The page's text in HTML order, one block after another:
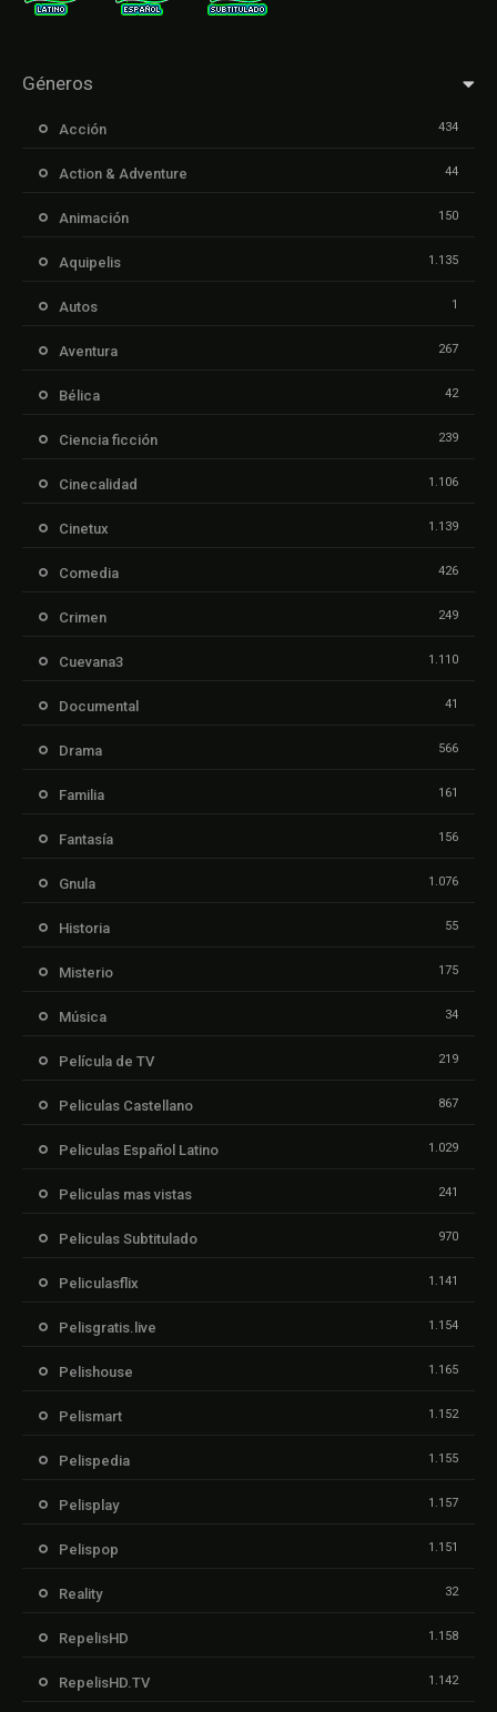
Géneros
Acción 434
Action & Adventure 44
Animación 150
Aquipelis 1.135
Autos 1
Aventura 267
Bélica 42
Ciencia ficción 239
Cinecalidad 1.106
Cinetux 1.139
Comedia 426
Crimen 249
Cuevana3 1.110
Documental 41
Drama 566
Familia 161
Fantasía 156
Gnula 1.076
Historia 55
Misterio 175
Música 34
Película de TV 219
Peliculas Castellano 867
Peliculas Español Latino 1.029
Peliculas mas vistas 241
Peliculas Subtitulado 970
Peliculasflix 1.141
Pelisgratis.live 1.154
Pelishouse 1.165
Pelismart 1.152
Pelispedia 1.155
Pelisplay 1.157
Pelispop 1.151
Reality 32
RepelisHD 1.158
RepelisHD.TV 1.142